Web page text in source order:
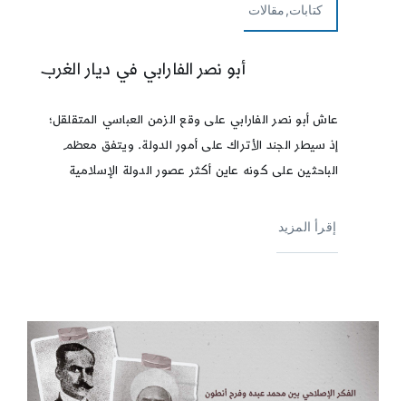
كتابات,مقالات
أبو نصر الفارابي في ديار الغرب
عاش أبو نصر الفارابي على وقع الزمن العباسي المتقلقل؛
إذ سيطر الجند الأتراك على أمور الدولة. ويتفق معظم
الباحثين على كونه عاين أكثر عصور الدولة الإسلامية
إقرأ المزيد